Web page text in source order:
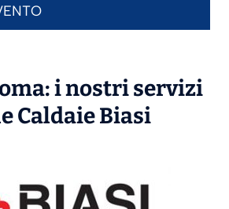
i nostri servizi
CaldaieBiasi